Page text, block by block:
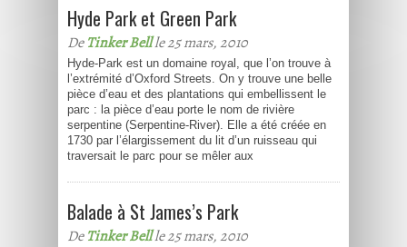
Hyde Park et Green Park
DeTinker Bellle 25 mars, 2010
Hyde-Park est un domaine royal, que l’on trouve à
l’extrémité d’Oxford Streets. On y trouve une belle
pièce d’eau et des plantations qui embellissent le
parc : la pièce d’eau porte le nom de rivière
serpentine (Serpentine-River). Elle a été créée en
1730 par l’élargissement du lit d’un ruisseau qui
traversait le parc pour se mêler aux
Balade à St James’s Park
DeTinker Bellle 25 mars, 2010